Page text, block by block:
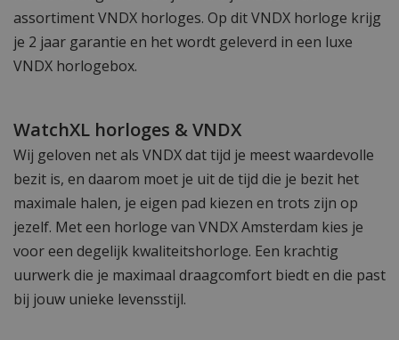
assortiment VNDX horloges. Op dit VNDX horloge krijg
je 2 jaar garantie en het wordt geleverd in een luxe
VNDX horlogebox.
WatchXL horloges & VNDX
Wij geloven net als VNDX dat tijd je meest waardevolle
bezit is, en daarom moet je uit de tijd die je bezit het
maximale halen, je eigen pad kiezen en trots zijn op
jezelf. Met een horloge van VNDX Amsterdam kies je
voor een degelijk kwaliteitshorloge. Een krachtig
uurwerk die je maximaal draagcomfort biedt en die past
bij jouw unieke levensstijl.